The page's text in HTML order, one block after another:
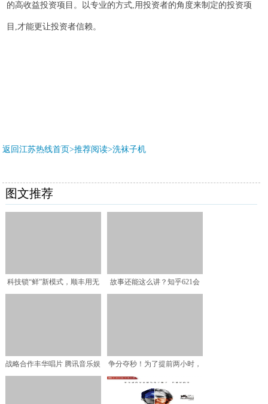
的高收益投资项目。以专业的方式,用投资者的角度来制定的投资项
目,才能更让投资者信赖。
返回江苏热线首页>推荐阅读>洗袜子机
图文推荐
科技锁“鲜”新模式，顺丰用无
故事还能这么讲？知乎621会
战略合作丰华唱片 腾讯音乐娱
争分夺秒！为了提前两小时，
顺丰用无人机运杨梅